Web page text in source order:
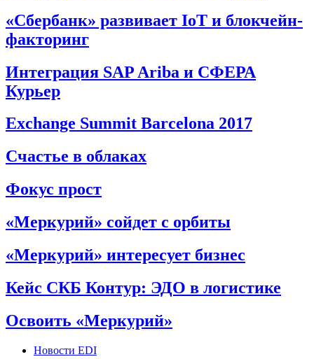
«Сбербанк» развивает IoT и блокчейн-
факторинг
Интеграция SAP Ariba и СФЕРА
Курьер
Exchange Summit Barcelona 2017
Счастье в облаках
Фокус прост
«Меркурий» сойдет с орбиты
«Меркурий» интересует бизнес
Кейс СКБ Контур: ЭДО в логистике
Освоить «Меркурий»
Новости EDI